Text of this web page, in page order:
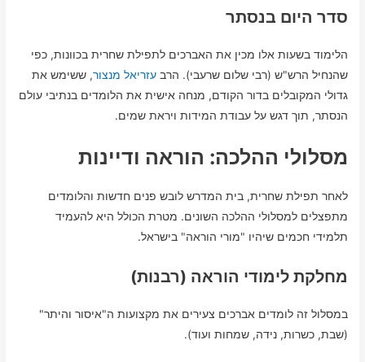
סדר היום בנסתר
הלימוד בשעות אלו מכין את האברכים לתפילת שחרית בכוונות, כפי
שהנחיל הרש"ש (רבי שלום שרעבי). הרבעזריאל מנצור, ששימש את
גדולי המקובלים בדור הקודם, מנחה אישית את הלומדים בנתיבי עולם
הנסתר, תוך דגש על עבודת המידות ויראת שמים.
מסלולי ההלכה: הוראה ודיינות
לאחר תפילת שחרית, בית המדרש לובש פנים חדשות והלומדים
מתפצלים למסלולי ההלכה השונים. מטרת הכולל היא להעמיד
תלמידי חכמים שיהיו "מורי הוראה" בישראל.
מחלקת לימודי הוראה (רבנות)
במסלול זה לומדים אברכים צעירים את מקצועות ה"איסור והיתר"
(שבת, כשרות, נידה, שמחות ועוד).